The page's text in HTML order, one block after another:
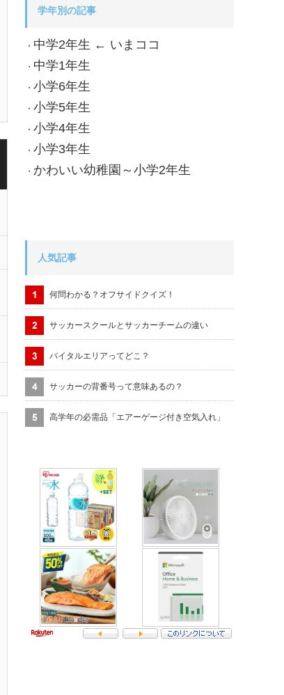
学年別の記事
・ 中学2年生 ← いまココ
・ 中学1年生
・ 小学6年生
・ 小学5年生
・ 小学4年生
・ 小学3年生
・ かわいい幼稚園～小学2年生
人気記事
何問わかる？オフサイドクイズ！
サッカースクールとサッカーチームの違い
バイタルエリアってどこ？
サッカーの背番号って意味あるの？
高学年の必需品「エアーゲージ付き空気入れ」